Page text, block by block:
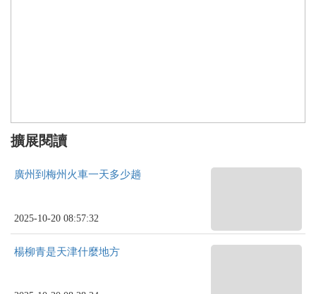
擴展閱讀
廣州到梅州火車一天多少趟
2025-10-20 08:57:32
楊柳青是天津什麼地方